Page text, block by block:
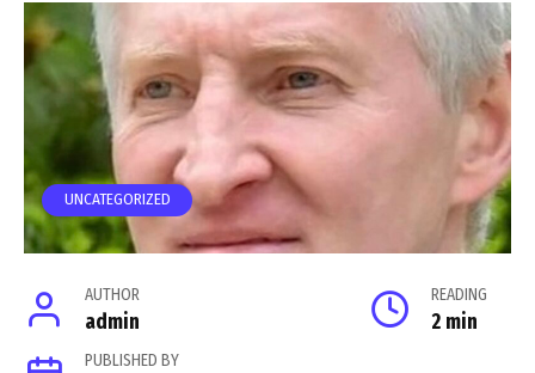
UNCATEGORIZED
AUTHOR
admin
READING
2 min
PUBLISHED BY